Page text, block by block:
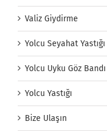
Valiz Giydirme
Yolcu Seyahat Yastığı
Yolcu Uyku Göz Bandı
Yolcu Yastığı
Bize Ulaşın